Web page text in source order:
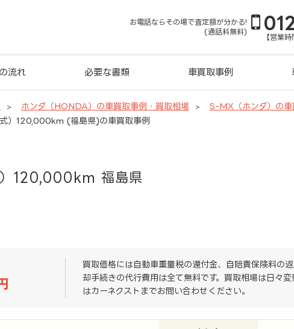
お電話ならその場で査定額が分かる!
(通話料無料)
【営業
流れ 必要な書類 車買取事例
ホンダ（HONDA）の車買取事例・買取相場
S-MX（ホンダ）の
）120,000km (福島県)の車買取事例
120,000km 福島県
買取価格には自動車重量税の還付金、自賠責保険料の
却手続きの代行費用は全て無料です。買取相場は日々
はカーネクストまでお問い合わせください。